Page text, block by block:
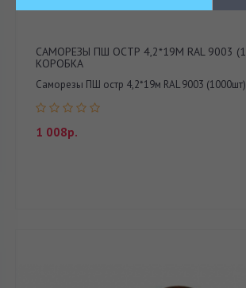
САМОРЕЗЫ ПШ ОСТР 4,2*19М RAL 9003
КОРОБКА
Саморезы ПШ остр 4,2*19м RAL 9003
1 008р.